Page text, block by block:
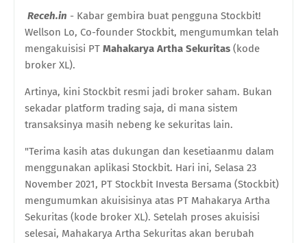
Receh.in - Kabar gembira buat pengguna Stockbit!
Wellson Lo, Co-founder Stockbit, mengumumkan telah
mengakuisisi PT Mahakarya Artha Sekuritas (kode
broker XL).
Artinya, kini Stockbit resmi jadi broker saham. Bukan
sekadar platform trading saja, di mana sistem
transaksinya masih nebeng ke sekuritas lain.
"Terima kasih atas dukungan dan kesetiaanmu dalam
menggunakan aplikasi Stockbit. Hari ini, Selasa 23
November 2021, PT Stockbit Investa Bersama (Stockbit)
mengumumkan akuisisinya atas PT Mahakarya Artha
Sekuritas (kode broker XL). Setelah proses akuisisi
selesai, Mahakarya Artha Sekuritas akan berubah